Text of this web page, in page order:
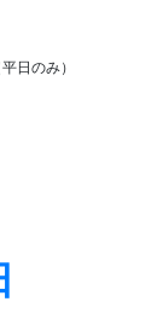
日のみ）